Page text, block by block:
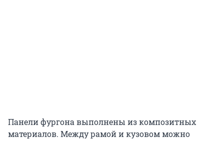
Панели фургона выполнены из композитных
материалов. Между рамой и кузовом можно